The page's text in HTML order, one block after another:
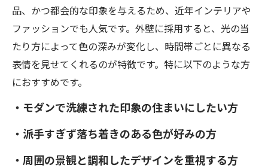
品、かつ都会的な印象を与えるため、近年インテリアや
ファッションでも人気です。外壁に採用すると、光の当
たり方によって色の深みが変化し、時間帯ごとに異なる
表情を見せてくれるのが特徴です。特に以下のような方
におすすめです。
・モダンで洗練された印象の住まいにしたい方
・派手すぎず落ち着きのある色が好みの方
・周囲の景観と調和したデザインを重視する方